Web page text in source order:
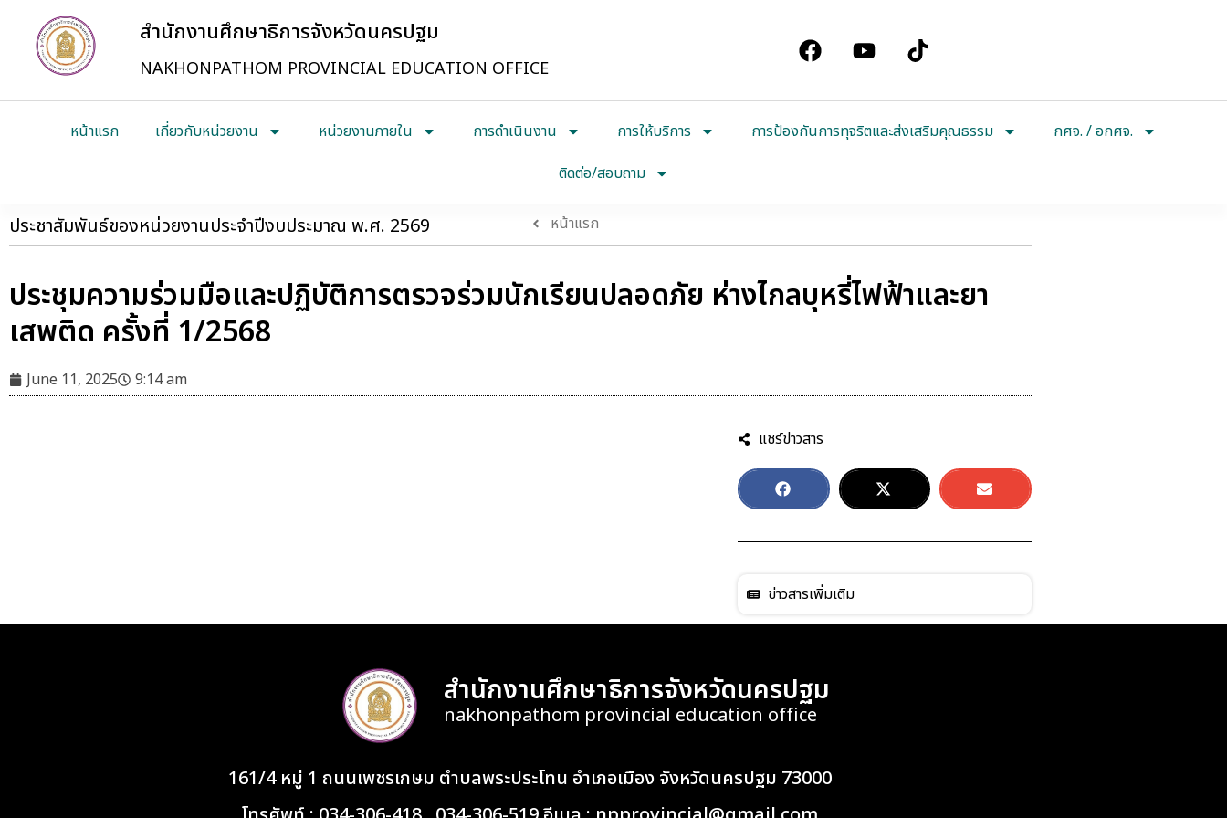
สำนักงานศึกษาธิการจังหวัดนครปฐม
NAKHONPATHOM PROVINCIAL EDUCATION OFFICE
หน้าแรก เกี่ยวกับหน่วยงาน หน่วยงานภายใน การดำเนินงาน การให้บริการ การป้องกันการทุจริตและส่งเสริมคุณธรรม
กศจ. / อกศจ.
ติดต่อ/สอบถาม
ประชาสัมพันธ์ของหน่วยงานประจำปีงบประมาณ พ.ศ. 2569 หน้าแรก
ประชุมความร่วมมือและปฏิบัติการตรวจร่วมนักเรียนปลอดภัย ห่างไกลบุหรี่ไฟฟ้าและยา
เสพติด ครั้งที่ 1/2568
June 11, 2025 9:14 am
แชร์ข่าวสาร
ข่าวสารเพิ่มเติม
สำนักงานศึกษาธิการจังหวัดนครปฐม
nakhonpathom provincial education office
161/4 หมู่ 1 ถนนเพชรเกษม ตำบลพระประโทน อำเภอเมือง จังหวัดนครปฐม 73000